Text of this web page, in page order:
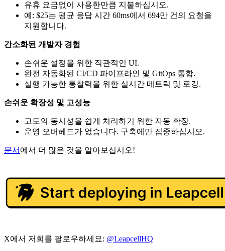
유휴 요금없이 사용한만큼 지불하십시오.
예: $25는 평균 응답 시간 60ms에서 694만 건의 요청을
지원합니다.
간소화된 개발자 경험
손쉬운 설정을 위한 직관적인 UI.
완전 자동화된 CI/CD 파이프라인 및 GitOps 통합.
실행 가능한 통찰력을 위한 실시간 메트릭 및 로깅.
손쉬운 확장성 및 고성능
고도의 동시성을 쉽게 처리하기 위한 자동 확장.
운영 오버헤드가 없습니다. 구축에만 집중하십시오.
문서 에서 더 많은 것을 알아보십시오!
X에서 저희를 팔로우하세요: @LeapcellHQ